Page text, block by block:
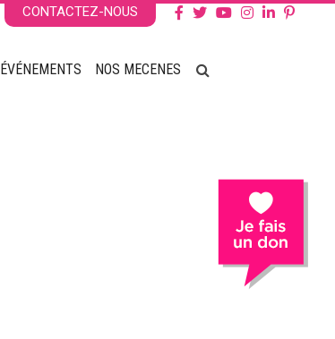
CONTACTEZ-NOUS
ÉVÉNEMENTS NOS MECENES